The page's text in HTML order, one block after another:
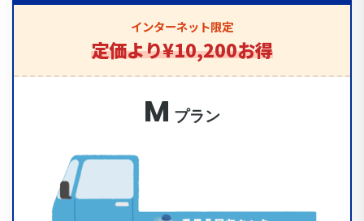
インターネット限定
定価より¥10,200お得
M プラン